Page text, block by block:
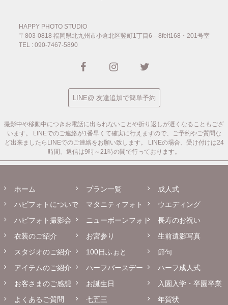
HAPPY PHOTO STUDIO
〒803-0818 福岡県北九州市小倉北区竪町1丁目6－8felt168・201号室
TEL : 090-7467-5890
LINE@ 友達追加で簡単予約
撮影中や移動中につきお電話に出られないことや折り返しが遅くなることもござ
います。
LINEでのご連絡が1番早くて確実に行えますので、ご予約やご質問な
ど出来ましたらLINEでのご連絡をお願い致します。
LINEの場合、受け付けは24
時間、返信は9時～21時の間で行っております。
ホーム
ハピフォトについて
ハピフォト撮影会
衣装のご紹介
スタジオのご紹介
アイテムのご紹介
お客さまのご感想
よくあるご質問
プラン一覧
マタニティフォト
ニューボーンフォト
お宮参り
100日ふぉと
ハーフバースデー
お誕生日
七五三
成人式
ウエディング
長寿のお祝い
生前遺影写真
節句
ハーフ成人式
入園入学・卒園卒業
年賀状